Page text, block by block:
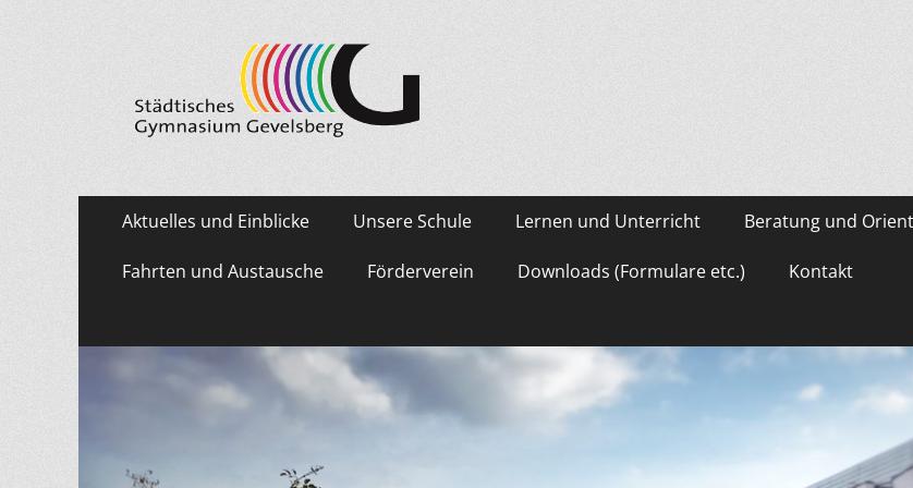
Städtisches Gymnasium Gevelsberg
Primäres
Zum
Inhalt
springen
Aktuelles und Einblicke Unsere Schule Lernen und Unterricht Beratung und
Fahrten und Austausche Förderverein Downloads (Formulare etc.) Kontakt